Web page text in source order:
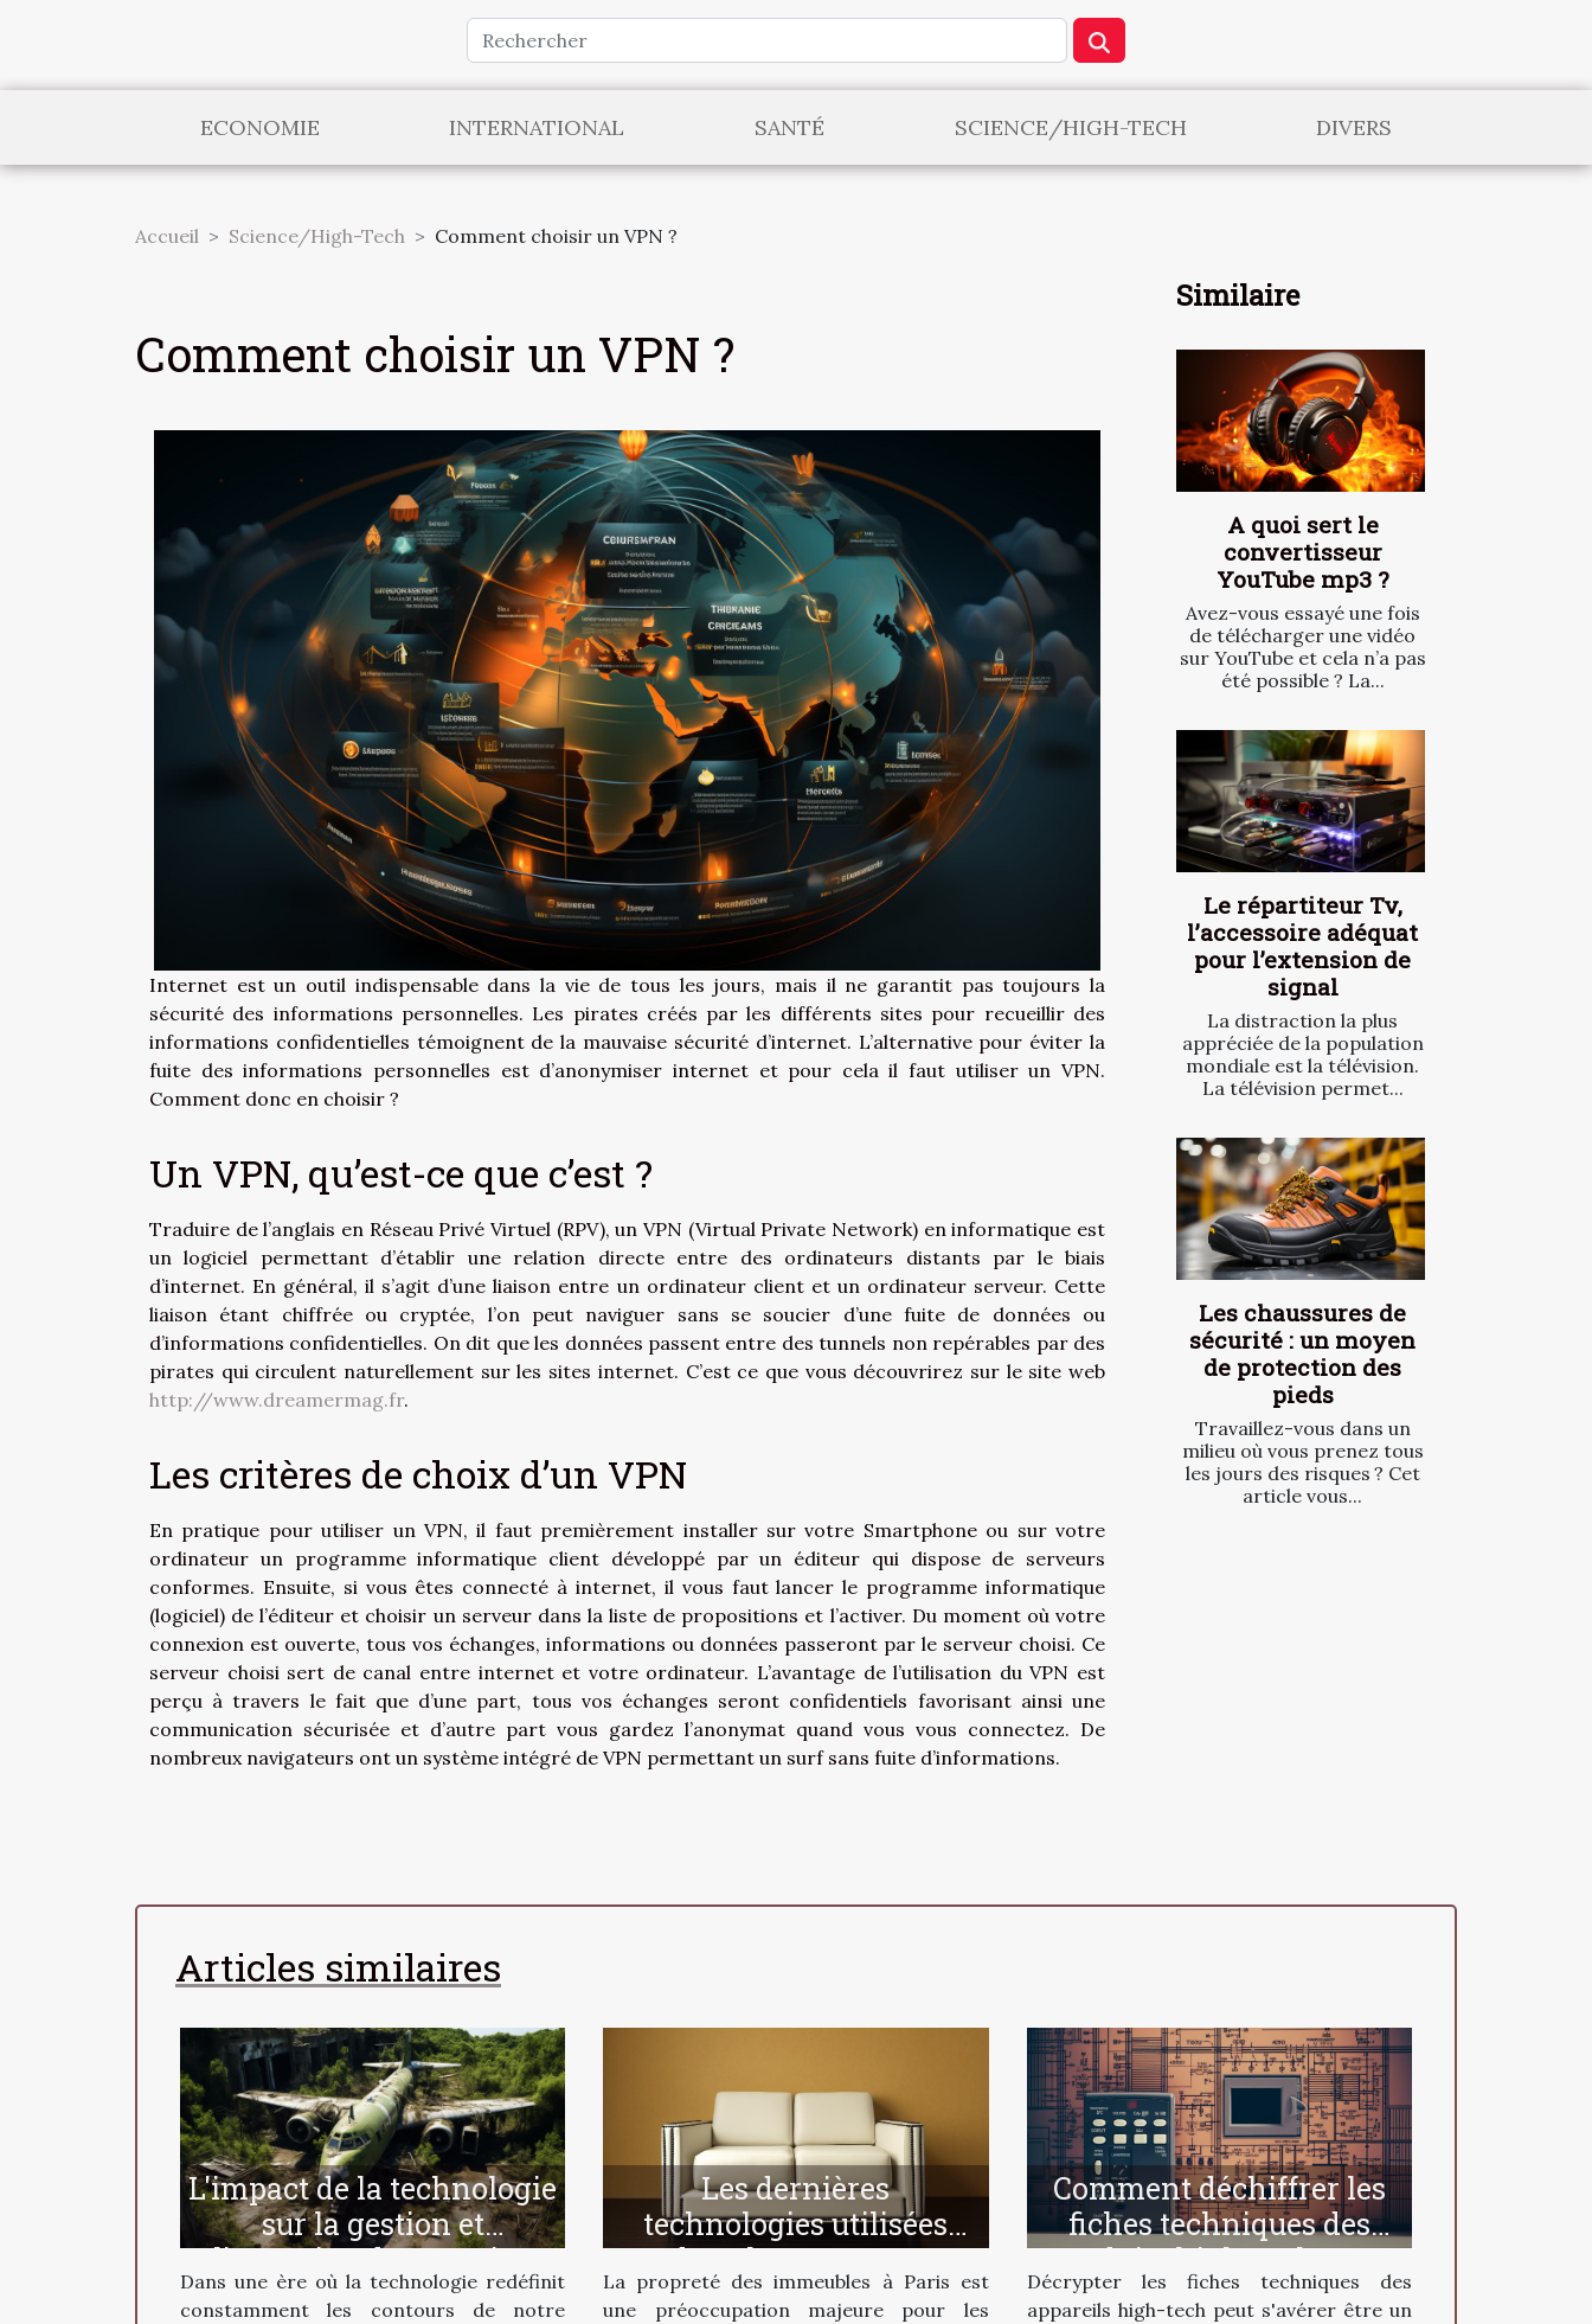
ECONOMIE INTERNATIONAL SANTÉ SCIENCE/HIGH-TECH DIVERS
Accueil Science/High-Tech Comment choisir un VPN ?
Comment choisir un VPN ?
Internet est un outil indispensable dans la vie de tous les jours, mais il ne garantit pas toujours la
sécurité des informations personnelles. Les pirates créés par les différents sites pour recueillir des
informations confidentielles témoignent de la mauvaise sécurité d’internet. L’alternative pour éviter la
fuite des informations personnelles est d’anonymiser internet et pour cela il faut utiliser un VPN.
Comment donc en choisir ?
Un VPN, qu’est-ce que c’est ?
Traduire de l’anglais en Réseau Privé Virtuel (RPV), un VPN (Virtual Private Network) en informatique est
un logiciel permettant d’établir une relation directe entre des ordinateurs distants par le biais
d’internet. En général, il s’agit d’une liaison entre un ordinateur client et un ordinateur serveur. Cette
liaison étant chiffrée ou cryptée, l’on peut naviguer sans se soucier d’une fuite de données ou
d’informations confidentielles. On dit que les données passent entre des tunnels non repérables par des
pirates qui circulent naturellement sur les sites internet. C’est ce que vous découvrirez sur le site web
http://www.dreamermag.fr.
Les critères de choix d’un VPN
En pratique pour utiliser un VPN, il faut premièrement installer sur votre Smartphone ou sur votre
ordinateur un programme informatique client développé par un éditeur qui dispose de serveurs
conformes. Ensuite, si vous êtes connecté à internet, il vous faut lancer le programme informatique
(logiciel) de l’éditeur et choisir un serveur dans la liste de propositions et l’activer. Du moment où votre
connexion est ouverte, tous vos échanges, informations ou données passeront par le serveur choisi. Ce
serveur choisi sert de canal entre internet et votre ordinateur. L’avantage de l’utilisation du VPN est
perçu à travers le fait que d’une part, tous vos échanges seront confidentiels favorisant ainsi une
communication sécurisée et d’autre part vous gardez l’anonymat quand vous vous connectez. De
nombreux navigateurs ont un système intégré de VPN permettant un surf sans fuite d’informations.
Similaire
A quoi sert le
convertisseur
YouTube mp3 ?
Avez-vous essayé une fois
de télécharger une vidéo
sur YouTube et cela n’a pas
été possible ? La...
Le répartiteur Tv,
l’accessoire adéquat
pour l’extension de
signal
La distraction la plus
appréciée de la population
mondiale est la télévision.
La télévision permet...
Les chaussures de
sécurité : un moyen
de protection des
pieds
Travaillez-vous dans un
milieu où vous prenez tous
les jours des risques ? Cet
article vous...
Articles similaires
L'impact de la technologie
sur la gestion et
l'entretien des terrains
constructibles inutilisés
Dans une ère où la technologie redéfinit
constamment les contours de notre
Les dernières
technologies utilisées
dans le nettoyage
d'immeubles à Paris
La propreté des immeubles à Paris est
une préoccupation majeure pour les
Comment déchiffrer les
fiches techniques des
produits high-tech pour
faire un achat éclairé
Décrypter les fiches techniques des
appareils high-tech peut s'avérer être un